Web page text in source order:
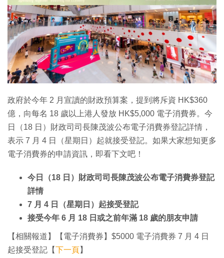
特集
政府於今年 2 月宣讀的財政預算案，提到將斥資 HK$360
億，向每名 18 歲以上港人發放 HK$5,000 電子消費券。今
日（18 日）財政司司長陳茂波公布電子消費券登記詳情，
表示 7 月 4 日（星期日）起就接受登記。如果大家想知更多
電子消費券的申請資訊，即看下文吧！
今日（18 日）財政司司長陳茂波公布電子消費券登記
詳情
7 月 4 日（星期日）起接受登記
接受今年 6 月 18 日或之前年滿 18 歲的朋友申請
【相關報道】【電子消費券】$5000 電子消費券 7 月 4 日
起接受登記【下一頁】